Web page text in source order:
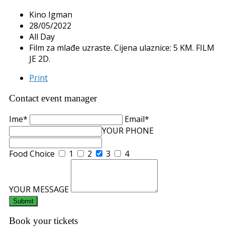
Kino Igman
28/05/2022
All Day
Film za mlađe uzraste. Cijena ulaznice: 5 KM. FILM
JE 2D.
Print
Contact event manager
Ime*
Email*
YOUR PHONE
Food Choice 1 2 3 4
YOUR MESSAGE
Book your tickets